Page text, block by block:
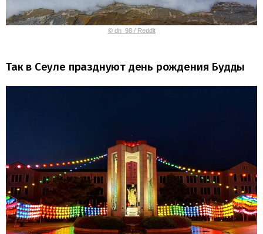
© dh_98 / Reddit
Так в Сеуле празднуют день рождения Будды